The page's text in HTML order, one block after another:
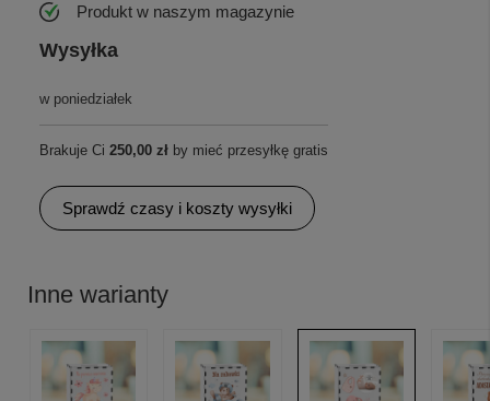
Produkt w naszym magazynie
Wysyłka
w poniedziałek
Brakuje Ci 250,00 zł by mieć przesyłkę gratis
Sprawdź czasy i koszty wysyłki
Inne warianty